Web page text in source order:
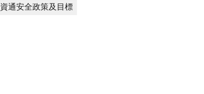
資通安全政策及目標